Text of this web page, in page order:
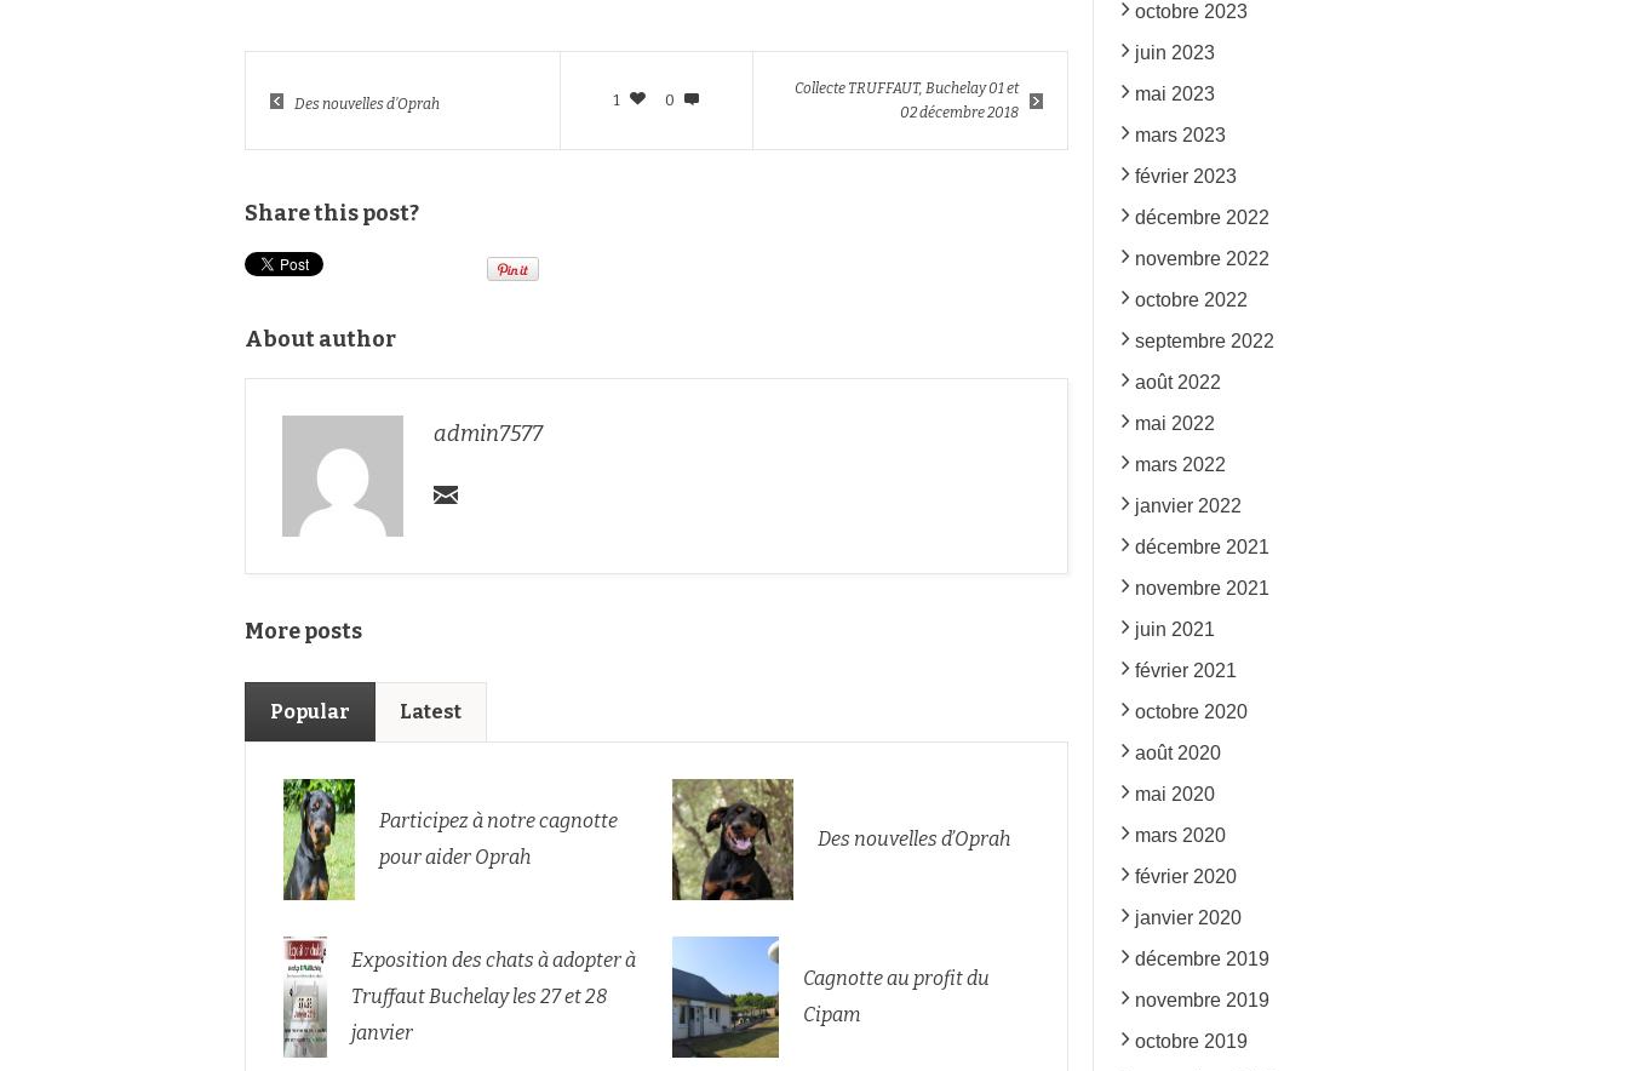
1 0
Des nouvelles d’Oprah
Collecte TRUFFAUT, Buchelay 01 et
02 décembre 2018
Share this post?
About author
admin7577
More posts
Popular Latest
Participez à notre cagnotte
pour aider Oprah
Des nouvelles d’Oprah
Exposition des chats à adopter à
Truffaut Buchelay les 27 et 28
janvier
Cagnotte au profit du
Cipam
octobre 2023
juin 2023
mai 2023
mars 2023
février 2023
décembre 2022
novembre 2022
octobre 2022
septembre 2022
août 2022
mai 2022
mars 2022
janvier 2022
décembre 2021
novembre 2021
juin 2021
février 2021
octobre 2020
août 2020
mai 2020
mars 2020
février 2020
janvier 2020
décembre 2019
novembre 2019
octobre 2019